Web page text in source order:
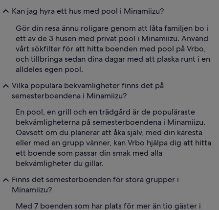
Kan jag hyra ett hus med pool i Minamiizu?
Gör din resa ännu roligare genom att låta familjen bo i
ett av de 3 husen med privat pool i Minamiizu. Använd
vårt sökfilter för att hitta boenden med pool på Vrbo,
och tillbringa sedan dina dagar med att plaska runt i en
alldeles egen pool.
Vilka populära bekvämligheter finns det på
semesterboendena i Minamiizu?
En pool, en grill och en trädgård är de populäraste
bekvämligheterna på semesterboendena i Minamiizu.
Oavsett om du planerar att åka själv, med din käresta
eller med en grupp vänner, kan Vrbo hjälpa dig att hitta
ett boende som passar din smak med alla
bekvämligheter du gillar.
Finns det semesterboenden för stora grupper i
Minamiizu?
Med 7 boenden som har plats för mer än tio gäster i